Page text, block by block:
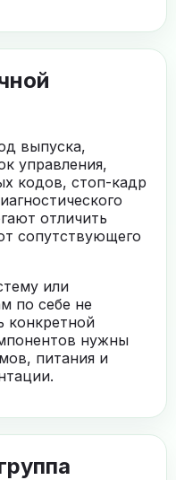
выпуска,
управления,
кодов, стоп-кадр
отличить
сопутствующего
или
по себе не
конкретной
нужны
питания и